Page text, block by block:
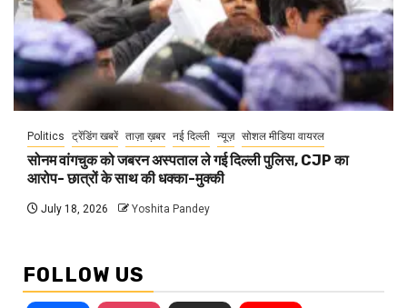
Politics ट्रेंडिंग खबरें ताज़ा ख़बर नई दिल्ली न्यूज़ सोशल मीडिया वायरल
सोनम वांगचुक को जबरन अस्पताल ले गई दिल्ली पुलिस, CJP का
आरोप- छात्रों के साथ की धक्का-मुक्की
July 18, 2026 Yoshita Pandey
FOLLOW US